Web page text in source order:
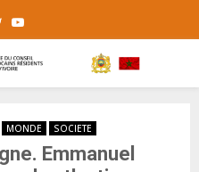
TwitterYoutube
MONDE SOCIETE
Emmanuel